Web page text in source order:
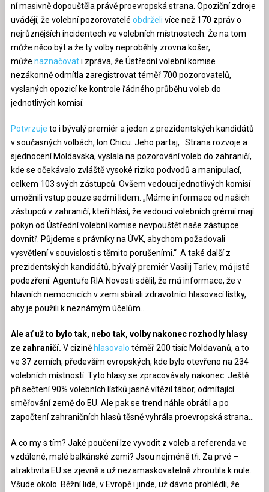
ní masivně dopouštěla právě proevropská strana. Opoziční zdroje
uvádějí, že volební pozorovatelé obdrželi více než 170 zpráv o
nejrůznějších incidentech ve volebních místnostech. Že na tom
může něco být a že ty volby neproběhly zrovna košer,
může naznačovati zpráva, že Ústřední volební komise
nezákonně odmítla zaregistrovat téměř 700 pozorovatelů,
vyslaných opozicí ke kontrole řádného průběhu voleb do
jednotlivých komisí.
Potvrzuje to i bývalý premiér a jeden z prezidentských kandidátů
v současných volbách, Ion Chicu. Jeho partaj, Strana rozvoje a
sjednocení Moldavska, vyslala na pozorování voleb do zahraničí,
kde se očekávalo zvláště vysoké riziko podvodů a manipulací,
celkem 103 svých zástupců. Ovšem vedoucí jednotlivých komisí
umožnili vstup pouze sedmi lidem. „Máme informace od našich
zástupců v zahraničí, kteří hlásí, že vedoucí volebních grémií mají
pokyn od Ústřední volební komise nevpouštět naše zástupce
dovnitř. Půjdeme s právníky na ÚVK, abychom požadovali
vysvětlení v souvislosti s těmito porušeními.“ A také další z
prezidentských kandidátů, bývalý premiér Vasilij Tarlev, má jisté
podezření. Agentuře RIA Novosti sdělil, že má informace, že v
hlavních nemocnicích v zemi sbírali zdravotníci hlasovací lístky,
aby je použili k neznámým účelům…
Ale ať už to bylo tak, nebo tak, volby nakonec rozhodly hlasy
ze zahraničí. V cizině hlasovalo téměř 200 tisíc Moldavanů, a to
ve 37 zemích, především evropských, kde bylo otevřeno na 234
volebních místností. Tyto hlasy se zpracovávaly nakonec. Ještě
při sečtení 90% volebních lístků jasně vítězil tábor, odmítající
směřování země do EU. Ale pak se trend náhle obrátil a po
započtení zahraničních hlasů těsně vyhrála proevropská strana…
A co my s tím? Jaké poučení lze vyvodit z voleb a referenda ve
vzdálené, malé balkánské zemi? Jsou nejméně tři. Za prvé –
atraktivita EU se zjevně a už nezamaskovatelně zhroutila k nule.
Všude okolo. Běžní lidé, v Evropě i jinde, už dávno prohlédli, že